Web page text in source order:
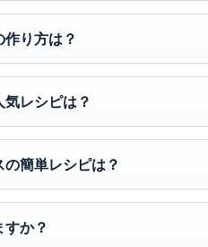
り方は？
レシピは？
簡単レシピは？
か？